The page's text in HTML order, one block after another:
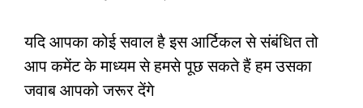
यदि आपका कोई सवाल है इस आर्टिकल से संबंधित तो
आप कमेंट के माध्यम से हमसे पूछ सकते हैं हम उसका
जवाब आपको जरूर देंगे